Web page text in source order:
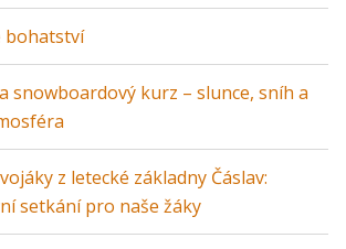
bohatství
snowboardový kurz – slunce, sníh a
z letecké základny Čáslav:
setkání pro naše žáky